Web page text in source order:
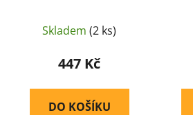
– Černá
Skladem (2 ks)
447 Kč
DO KOŠÍKU